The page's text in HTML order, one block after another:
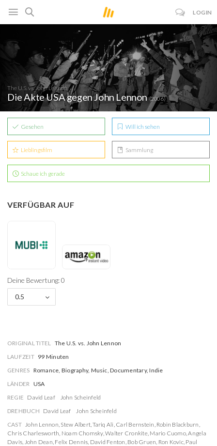
LOGIN
The U.S. vs. John Lennon
Die Akte USA gegen John Lennon(2006)
Gesehen Will ich sehen
Lieblingsfilm Sammlung
Schaue ich gerade
VERFÜGBAR AUF
Deine Bewertung: 0
0.5
ORIGINAL TITEL The U.S. vs. John Lennon
LAUFZEIT 99 Minuten
GENRES Romance, Biography, Music, Documentary, Indie
LÄNDER USA
REGIE David Leaf
John Scheinfeld
DREHBUCH David Leaf
John Scheinfeld
CAST John Lennon, Stew Albert,Tariq Ali, Carl Bernstein, Robin Blackburn,
Chris Charlesworth, Noam Chomsky,Walter Cronkite, Mario Cuomo,Angela
Davis, John Dean, Felix Dennis, David Fenton, Bob Gruen, Ron Kovic, Paul